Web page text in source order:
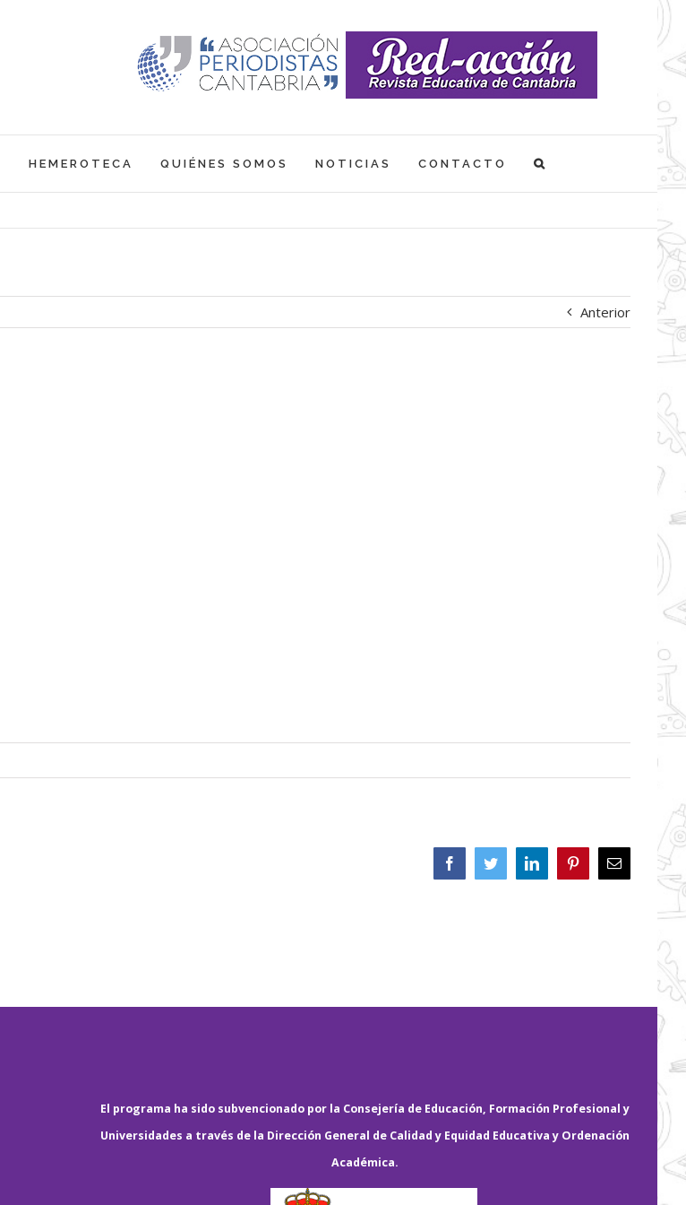
HEMEROTECA QUIÉNES SOMOS NOTICIAS CONTACTO
Anterior
FacebookTwitterLinkedIn PinterestCorreo
electrónico
El programa ha sido subvencionado por la Consejería de Educación, Formación Profesional y
Universidades a través de la Dirección General de Calidad y Equidad Educativa y Ordenación
Académica.